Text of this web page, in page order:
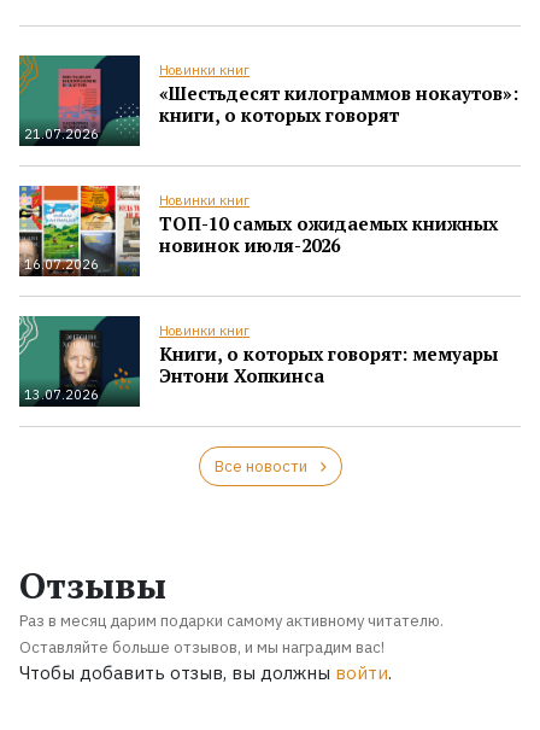
21.07.2026
Новинки книг
«Шестьдесят килограммов нокаутов»:
книги, о которых говорят
16.07.2026
Новинки книг
ТОП-10 самых ожидаемых книжных
новинок июля-2026
13.07.2026
Новинки книг
Книги, о которых говорят: мемуары
Энтони Хопкинса
Все новости
Отзывы
Раз в месяц дарим подарки самому активному читателю.
Оставляйте больше отзывов, и мы наградим вас!
Чтобы добавить отзыв, вы должны войти.